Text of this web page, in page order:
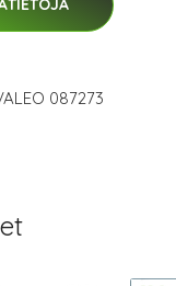
087273